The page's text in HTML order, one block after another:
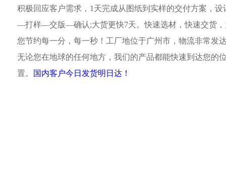
积极回应客户需求，1天完成从图纸到实样的交付方案，设
—打样—交版—确认;大货更快7天。快速选材，快速交货
您节约每一分，每一秒！工厂地位于广州市，物流非常发
无论您在地球的任何地方，我们的产品都能快速到达您的
置。
国内客户今日发货明日达！